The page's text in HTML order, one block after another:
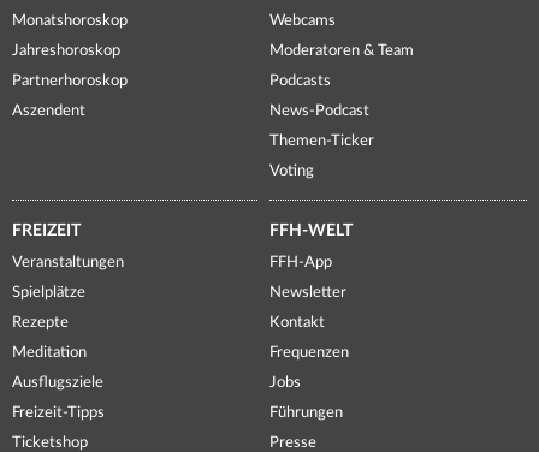
Monatshoroskop
Jahreshoroskop
Partnerhoroskop
Aszendent
Webcams
Moderatoren & Team
Podcasts
News-Podcast
Themen-Ticker
Voting
FREIZEIT
Veranstaltungen
Spielplätze
Rezepte
Meditation
Ausflugsziele
Freizeit-Tipps
Ticketshop
FFH-WELT
FFH-App
Newsletter
Kontakt
Frequenzen
Jobs
Führungen
Presse